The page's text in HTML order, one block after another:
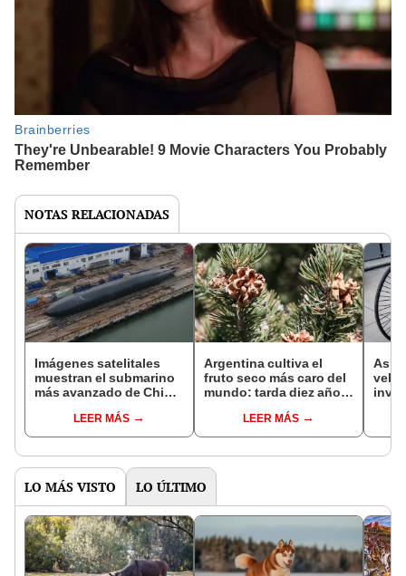
NOTAS RELACIONADAS
Imágenes satelitales
muestran el submarino
más avanzado de China:
maniobrabilidad sin
precedentes
LEER MÁS
Argentina cultiva el
fruto seco más caro del
mundo: tarda diez años
ingrediente clave en la
repostería mundial
LEER MÁS
Así
LO MÁS VISTO LO ÚLTIMO